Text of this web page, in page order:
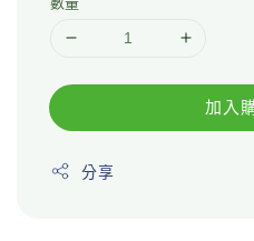
加入
分享